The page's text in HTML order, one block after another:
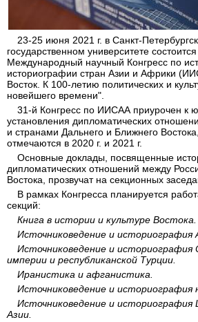
23-25 июня 2021 г. в Санкт-
государственном университете
Международный научный Конгресс по
историографии стран Азии и Африки
Восток. К 100-летию политических и
новейшего времени".
31-й Конгресс по ИИСАА приурочен к
установления дипломатических
и странами Дальнего и Ближнего
отмечаются в 2020 г. и 2021 г.
Основные доклады, посвященные
дипломатических отношений между
Востока, прозвучат на секционных
В рамках Конгресса планируется
секций:
Книга в истории и культуре Востока.
Источниковедение и историография
Источниковедение и историография
империи и республиканской Турции.
Иранистика и афганистика.
Источниковедение и историография
Источниковедение и историография
Азии.